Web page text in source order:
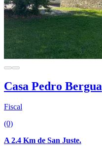
Casa Pedro Bergua
Fiscal
(0)
A 2.4 Km de San Juste.